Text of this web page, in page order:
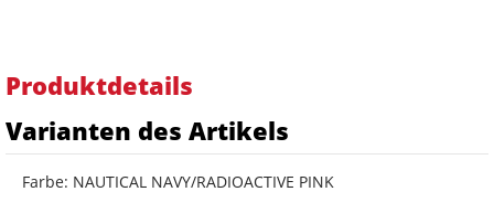
Produktdetails
Varianten des Artikels
Farbe: NAUTICAL NAVY/RADIOACTIVE PINK